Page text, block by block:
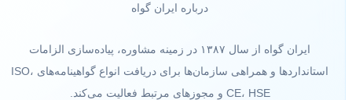
درباره ایران گواه
ایران گواه از سال ۱۳۸۷ در زمینه مشاوره، پیاده‌سازی الزامات
استانداردها و همراهی سازمان‌ها برای دریافت انواع گواهینامه‌های ISO،
CE، HSE و مجوزهای مرتبط فعالیت می‌کند.